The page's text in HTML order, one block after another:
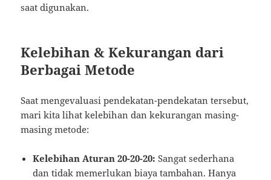
saat digunakan.
Kelebihan & Kekurangan dari
Berbagai Metode
Saat mengevaluasi pendekatan-pendekatan tersebut,
mari kita lihat kelebihan dan kekurangan masing-
masing metode:
Kelebihan Aturan 20-20-20: Sangat sederhana
dan tidak memerlukan biaya tambahan. Hanya